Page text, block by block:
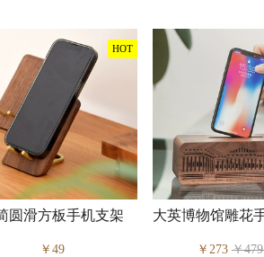
圆滑方板手机支架
￥49
HOT
￥273 ￥